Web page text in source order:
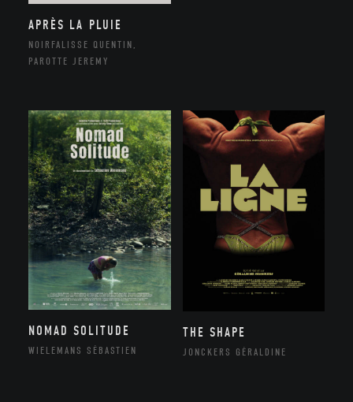
APRÈS LA PLUIE
NOIRFALISSE QUENTIN,
PAROTTE JEREMY
NOMAD SOLITUDE
WIELEMANS SÉBASTIEN
THE SHAPE
JONCKERS GÉRALDINE